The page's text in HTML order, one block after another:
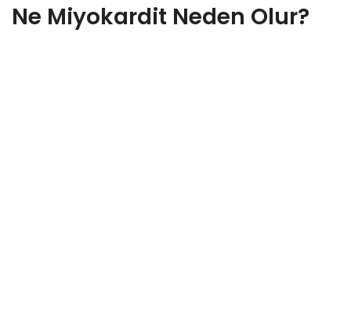
Ne Miyokardit Neden Olur?